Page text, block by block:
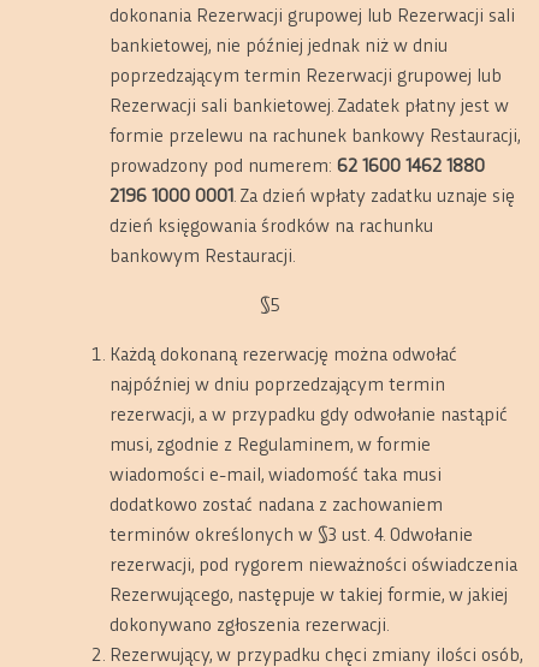
dokonania Rezerwacji grupowej lub Rezerwacji sali
bankietowej, nie później jednak niż w dniu
poprzedzającym termin Rezerwacji grupowej lub
Rezerwacji sali bankietowej. Zadatek płatny jest w
formie przelewu na rachunek bankowy Restauracji,
prowadzony pod numerem: 62 1600 1462 1880
2196 1000 0001 . Za dzień wpłaty zadatku uznaje się
dzień księgowania środków na rachunku
bankowym Restauracji.
§5
Każdą dokonaną rezerwację można odwołać
najpóźniej w dniu poprzedzającym termin
rezerwacji, a w przypadku gdy odwołanie nastąpić
musi, zgodnie z Regulaminem, w formie
wiadomości e-mail, wiadomość taka musi
dodatkowo zostać nadana z zachowaniem
terminów określonych w §3 ust. 4. Odwołanie
rezerwacji, pod rygorem nieważności oświadczenia
Rezerwującego, następuje w takiej formie, w jakiej
dokonywano zgłoszenia rezerwacji.
Rezerwujący, w przypadku chęci zmiany ilości osób,